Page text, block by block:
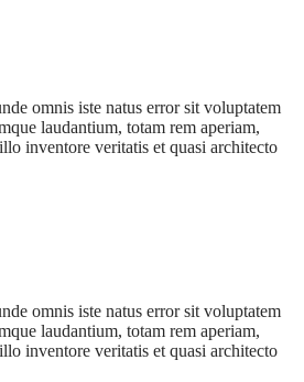
omnis iste natus error sit voluptatem
laudantium, totam rem aperiam,
inventore veritatis et quasi architecto
omnis iste natus error sit voluptatem
laudantium, totam rem aperiam,
inventore veritatis et quasi architecto